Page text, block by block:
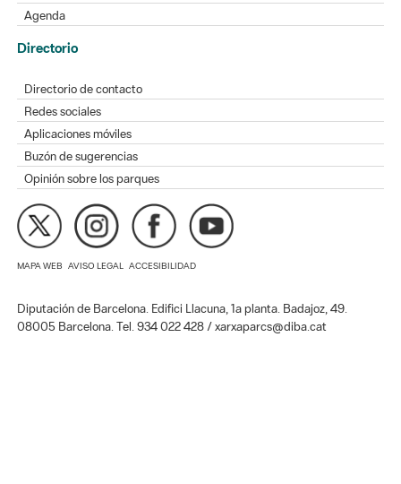
Agenda
Directorio
Directorio de contacto
Redes sociales
Aplicaciones móviles
Buzón de sugerencias
Opinión sobre los parques
MAPA WEB AVISO LEGAL ACCESIBILIDAD
Diputación de Barcelona. Edifici Llacuna, 1a planta. Badajoz, 49.
08005 Barcelona. Tel. 934 022 428 / xarxaparcs@diba.cat